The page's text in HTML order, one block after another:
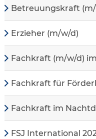
Betreuungskraft
Erzieher (m/w/d)
Fachkraft (m/w/d)
Fachkraft für
Fachkraft im
FSJ International